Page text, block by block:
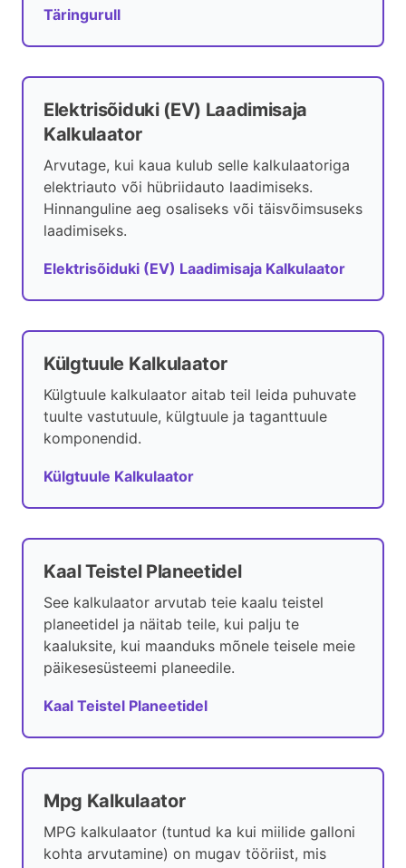
Täringurull
Elektrisõiduki (EV) Laadimisaja
Kalkulaator
Arvutage, kui kaua kulub selle kalkulaatoriga
elektriauto või hübriidauto laadimiseks.
Hinnanguline aeg osaliseks või täisvõimsuseks
laadimiseks.
Elektrisõiduki (EV) Laadimisaja Kalkulaator
Külgtuule Kalkulaator
Külgtuule kalkulaator aitab teil leida puhuvate
tuulte vastutuule, külgtuule ja taganttuule
komponendid.
Külgtuule Kalkulaator
Kaal Teistel Planeetidel
See kalkulaator arvutab teie kaalu teistel
planeetidel ja näitab teile, kui palju te
kaaluksite, kui maanduks mõnele teisele meie
päikesesüsteemi planeedile.
Kaal Teistel Planeetidel
Mpg Kalkulaator
MPG kalkulaator (tuntud ka kui miilide galloni
kohta arvutamine) on mugav tööriist, mis